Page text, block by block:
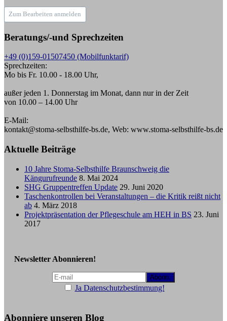
Zum Bearbeiten anmelden
Beratungs/-und Sprechzeiten
+49 (0)159-01507450 (Mobilfunktarif)
Sprechzeiten:
Mo bis Fr. 10.00 - 18.00 Uhr,
außer jeden 1. Donnerstag im Monat, dann nur in der Zeit
von 10.00 – 14.00 Uhr
E-Mail:
kontakt@stoma-selbsthilfe-bs.de, Web: www.stoma-selbsthilfe-bs.de
Aktuelle Beiträge
10 Jahre Stoma-Selbsthilfe Braunschweig die
Kängurufreunde 8. Mai 2024
SHG Gruppentreffen Update 29. Juni 2020
Taschenkontrollen bei Veranstaltungen – die Kritik reißt nicht
ab 4. März 2018
Projektpräsentation der Pflegeschule am HEH in BS 23. Juni
2017
Newsletter Abonnieren!
Ja Datenschutzbestimmung!
Abonniere unseren Blog